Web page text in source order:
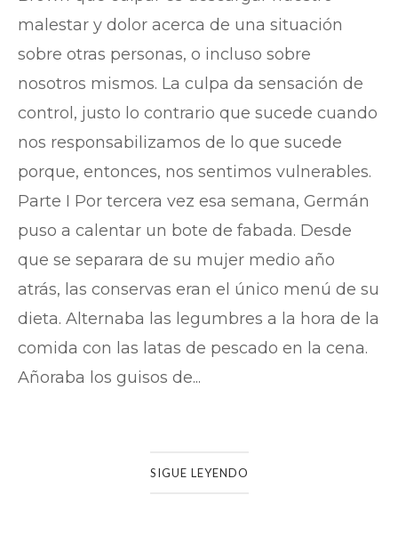
malestar y dolor acerca de una situación
sobre otras personas, o incluso sobre
nosotros mismos. La culpa da sensación de
control, justo lo contrario que sucede cuando
nos responsabilizamos de lo que sucede
porque, entonces, nos sentimos vulnerables.
Parte I Por tercera vez esa semana, Germán
puso a calentar un bote de fabada. Desde
que se separara de su mujer medio año
atrás, las conservas eran el único menú de su
dieta. Alternaba las legumbres a la hora de la
comida con las latas de pescado en la cena.
Añoraba los guisos de...
SIGUE LEYENDO